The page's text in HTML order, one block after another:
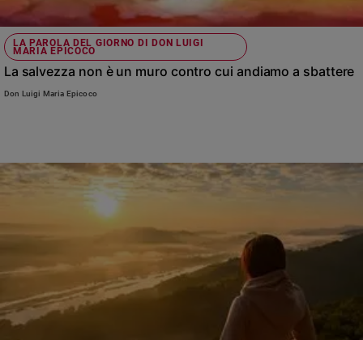
LA PAROLA DEL GIORNO DI DON LUIGI
MARIA EPICOCO
La salvezza non è un muro contro cui andiamo a sbattere
Don Luigi Maria Epicoco